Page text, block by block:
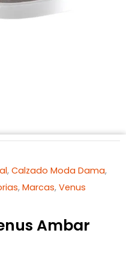
, Calzado Moda Dama,
, Marcas, Venus
Ambar